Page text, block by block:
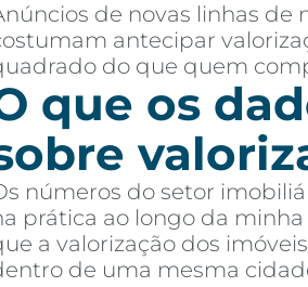
de novas linhas de
antecipar
do que quem
que os
números do setor
prática ao longo da
a valorização dos
de uma mesma